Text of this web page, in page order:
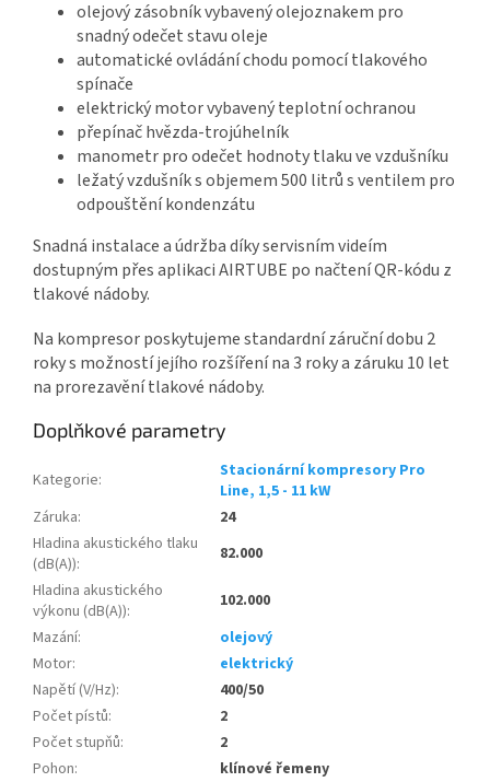
olejový zásobník vybavený olejoznakem pro
snadný odečet stavu oleje
automatické ovládání chodu pomocí tlakového
spínače
elektrický motor vybavený teplotní ochranou
přepínač hvězda-trojúhelník
manometr pro odečet hodnoty tlaku ve vzdušníku
ležatý vzdušník s objemem 500 litrů s ventilem pro
odpouštění kondenzátu
Snadná instalace a údržba díky servisním videím
dostupným přes aplikaci AIRTUBE po načtení QR-kódu z
tlakové nádoby.
Na kompresor poskytujeme standardní záruční dobu 2
roky s možností jejího rozšíření na 3 roky a záruku 10 let
na prorezavění tlakové nádoby.
Doplňkové parametry
Kategorie:
Stacionární kompresory Pro
Line, 1,5 - 11 kW
Záruka:
24
Hladina akustického tlaku
(dB(A)):
82.000
Hladina akustického
výkonu (dB(A)):
102.000
Mazání:
olejový
Motor:
elektrický
Napětí (V/Hz):
400/50
Počet pístů:
2
Počet stupňů:
2
Pohon:
klínové řemeny